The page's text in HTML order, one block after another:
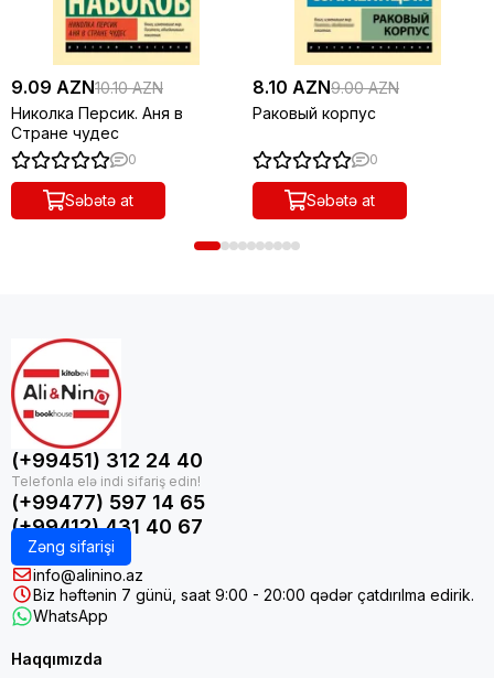
9.09 AZN10.10 AZN
Николка Персик. Аня в
Стране чудес
0
Səbətə at
8.10 AZN9.00 AZN
Раковый корпус
0
Səbətə at
(+99451) 312 24 40
(+99477) 597 14 65
(+99412) 431 40 67
Zəng sifarişi
info@alinino.az
Biz həftənin 7 günü, saat 9:00 - 20:00 qədər çatdırılma edirik.
WhatsApp
Haqqımızda